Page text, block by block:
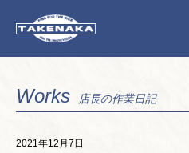
Works 店長の作業日記
2021年12月7日